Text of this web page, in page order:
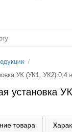
/
УК (УК1, УК2) 0,4
установка
товара